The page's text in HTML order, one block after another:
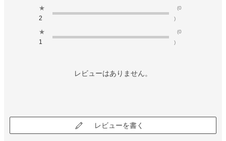
★
2
(0
)
★
1
(0
)
レビューはありません。
レビューを書く